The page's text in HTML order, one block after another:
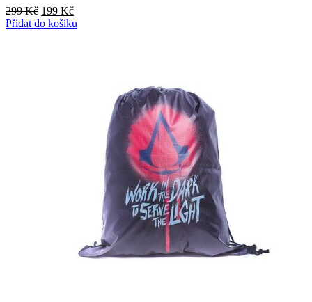
299Kč Původní
cena
199 KčAktuální
cena
Přidat do košíku